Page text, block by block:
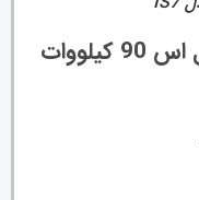
توابع و امکانات اینورتر LS ال اس 90 کیلووات